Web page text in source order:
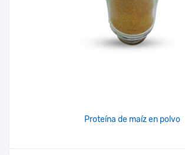
Proteína de maíz en polvo